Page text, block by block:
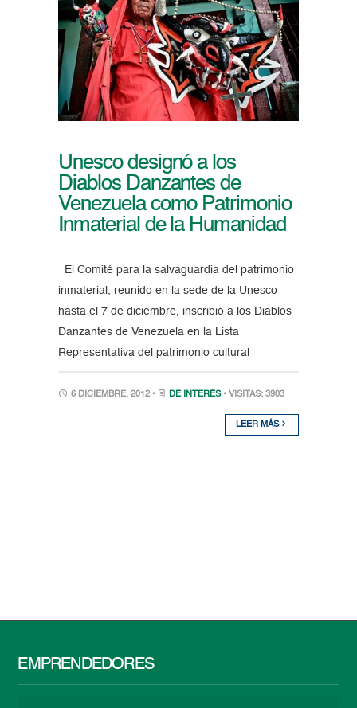
Unesco designó a los
Diablos Danzantes de
Venezuela como Patrimonio
Inmaterial de la Humanidad
El Comité para la salvaguardia del patrimonio
inmaterial, reunido en la sede de la Unesco
hasta el 7 de diciembre, inscribió a los Diablos
Danzantes de Venezuela en la Lista
Representativa del patrimonio cultural
6 DICIEMBRE, 2012 • DE INTERÉS • VISITAS: 3903
LEER MÁS
EMPRENDEDORES